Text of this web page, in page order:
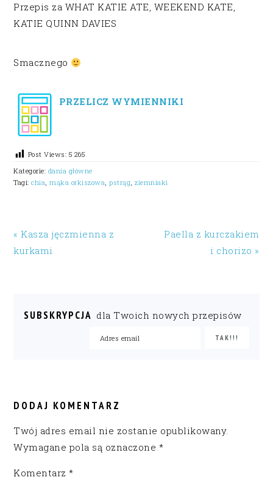
Przepis za WHAT KATIE ATE, WEEKEND KATE,
KATIE QUINN DAVIES
Smacznego
PRZELICZ WYMIENNIKI
Post Views: 5 265
Kategorie: dania główne
Tagi:chia,mąka orkiszowa,pstrąg,ziemniaki
« Kasza jęczmienna z
kurkami
Paella z kurczakiem
i chorizo »
SUBSKRYPCJA dla Twoich nowych przepisów
INTERACTIONS
DODAJ KOMENTARZ
Twój adres email nie zostanie opublikowany.
Wymagane pola są oznaczone *
Komentarz*